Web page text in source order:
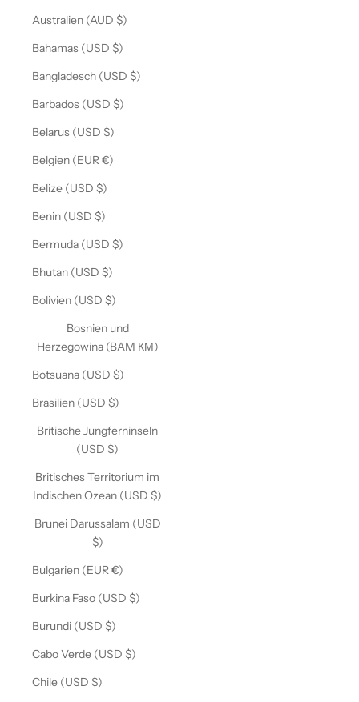
Australien (AUD $)
Bahamas (USD $)
Bangladesch (USD $)
Barbados (USD $)
Belarus (USD $)
Belgien (EUR €)
Belize (USD $)
Benin (USD $)
Bermuda (USD $)
Bhutan (USD $)
Bolivien (USD $)
Bosnien und
Herzegowina (BAM КМ)
Botsuana (USD $)
Brasilien (USD $)
Britische Jungferninseln
(USD $)
Britisches Territorium im
Indischen Ozean (USD $)
Brunei Darussalam (USD
$)
Bulgarien (EUR €)
Burkina Faso (USD $)
Burundi (USD $)
Cabo Verde (USD $)
Chile (USD $)